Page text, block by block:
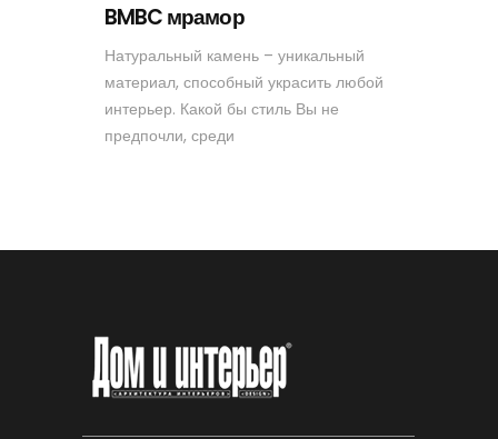
BMBC мрамор
Натуральный камень – уникальный
материал, способный украсить любой
интерьер. Какой бы стиль Вы не
предпочли, среди